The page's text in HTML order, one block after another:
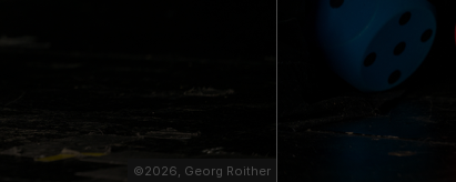
©2026, Georg Roither